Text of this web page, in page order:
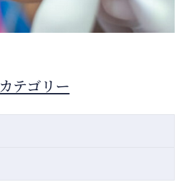
カテゴリー